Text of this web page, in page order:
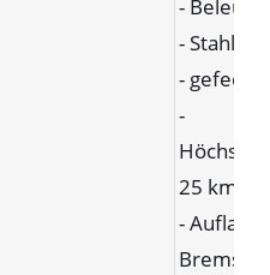
-
-
-
-
25 km/h
-